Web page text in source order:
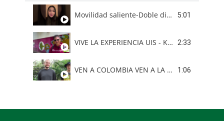
Movilidad saliente-Doble diploma/Francia-Colombia 5:01
VIVE LA EXPERIENCIA UIS - KEVIN PROVENIENTE DE MÉXICO NOS RELATA SU ESTADÍA EN LA UIS 2:33
VEN A COLOMBIA VEN A LA UIS 2024 - Louisa, Jeremie, Antoine 1:06